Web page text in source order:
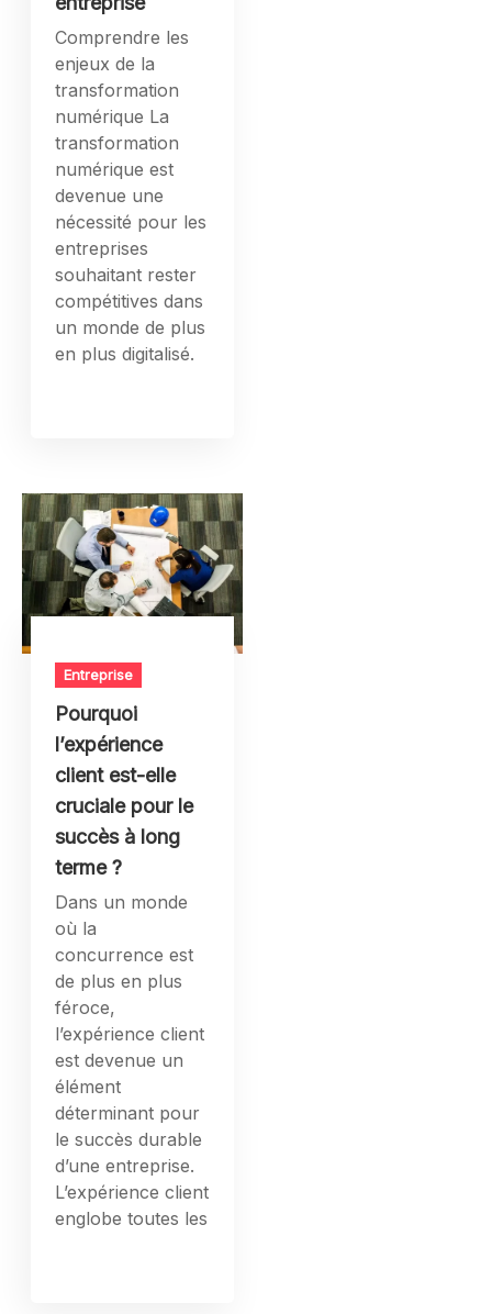
Comprendre les
enjeux de la
transformation
numérique La
transformation
numérique est
devenue une
nécessité pour les
entreprises
souhaitant rester
compétitives dans
un monde de plus
en plus digitalisé.
Entreprise
Pourquoi
l’expérience
client est-elle
cruciale pour le
succès à long
terme ?
Dans un monde
où la
concurrence est
de plus en plus
féroce,
l’expérience client
est devenue un
élément
déterminant pour
le succès durable
d’une entreprise.
L’expérience client
englobe toutes les